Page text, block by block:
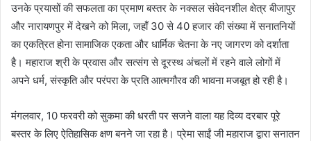
उनके प्रयासों की सफलता का प्रमाण बस्तर के नक्सल संवेदनशील क्षेत्र बीजापुर
और नारायणपुर में देखने को मिला, जहाँ 30 से 40 हजार की संख्या में सनातनियों
का एकत्रित होना सामाजिक एकता और धार्मिक चेतना के नए जागरण को दर्शाता
है। महाराज श्री के प्रवास और सत्संग से दूरस्थ अंचलों में रहने वाले लोगों में
अपने धर्म, संस्कृति और परंपरा के प्रति आत्मगौरव की भावना मजबूत हो रही है।
मंगलवार, 10 फरवरी को सुकमा की धरती पर सजने वाला यह दिव्य दरबार पूरे
बस्तर के लिए ऐतिहासिक क्षण बनने जा रहा है। प्रेमा साईं जी महाराज द्वारा सनातन